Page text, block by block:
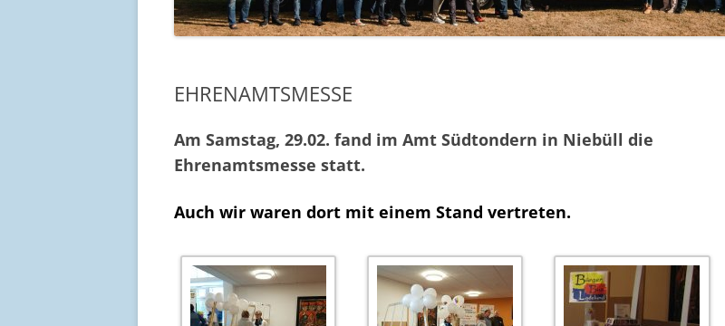
EHRENAMTSMESSE
Am Samstag, 29.02. fand im Amt Südtondern in Niebüll die
Ehrenamtsmesse statt.
Auch wir waren dort mit einem Stand vertreten.